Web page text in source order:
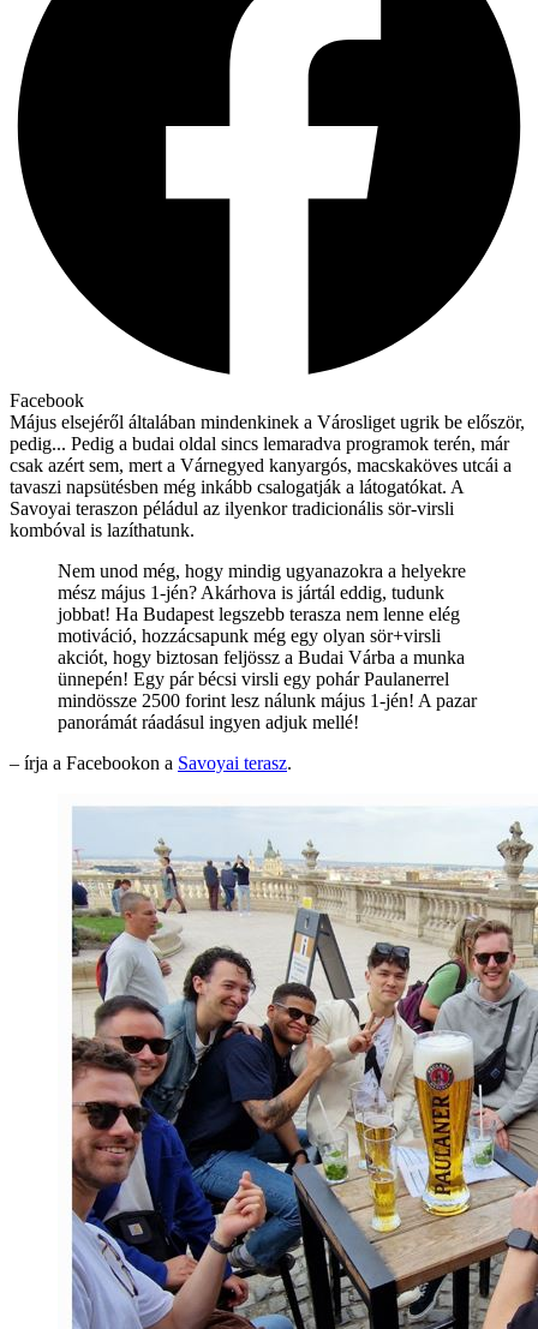
Facebook
Május elsejéről általában mindenkinek a Városliget ugrik be először,
pedig... Pedig a budai oldal sincs lemaradva programok terén, már
csak azért sem, mert a Várnegyed kanyargós, macskaköves utcái a
tavaszi napsütésben még inkább csalogatják a látogatókat. A
Savoyai teraszon péládul az ilyenkor tradicionális sör-virsli
kombóval is lazíthatunk.
Nem unod még, hogy mindig ugyanazokra a helyekre
mész május 1-jén? Akárhova is jártál eddig, tudunk
jobbat! Ha Budapest legszebb terasza nem lenne elég
motiváció, hozzácsapunk még egy olyan sör+virsli
akciót, hogy biztosan feljössz a Budai Várba a munka
ünnepén! Egy pár bécsi virsli egy pohár Paulanerrel
mindössze 2500 forint lesz nálunk május 1-jén! A pazar
panorámát ráadásul ingyen adjuk mellé!
– írja a Facebookon a Savoyai terasz.